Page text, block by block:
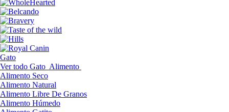
Gato
Ver todo Gato Alimento
Alimento Seco
Alimento Natural
Alimento Libre De Granos
Alimento Húmedo